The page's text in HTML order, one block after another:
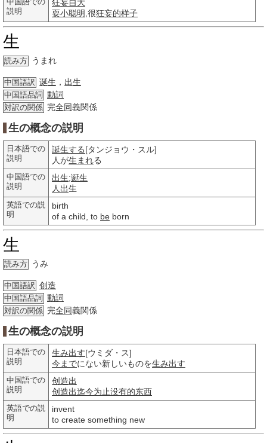
中国語での
説明
狂妄自大
耍小聪明 ,很狂妄的样子
生
読み方 うまれ
中国語訳 诞生 ， 出生
中国語品詞 動詞
対訳の関係 完全同義関係
生の概念の説明
日本語での
説明
誕生する[タンジョウ・スル]
人が生まれる
中国語での
説明
出生;诞生
人出生
英語での説
明
birth
of a child, to be born
生
読み方 うみ
中国語訳 创造
中国語品詞 動詞
対訳の関係 完全同義関係
生の概念の説明
日本語での
説明
生み出す[ウミダ・ス]
今までにない新しいものを生み出す
中国語での
説明
创造出
创造出迄今为止没有的东西
英語での説
明
invent
to create something new